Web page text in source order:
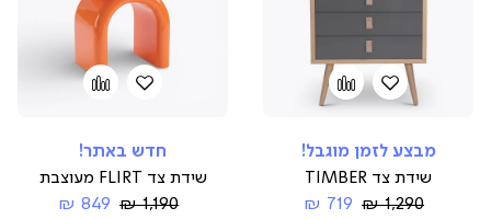
הוספה
למועדפים
Add
to
מבצע לזמן מוגבל!
שידת צד TIMBER
החל719 ₪
Regular1,290 ₪
הוספהAdd
חדש באתר!
שידת צד FLIRT מעוצבת
החל849 ₪
Regular1,190 ₪